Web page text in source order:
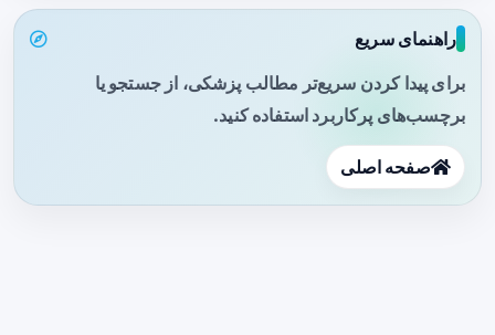
راهنمای سریع
برای پیدا کردن سریع‌تر مطالب پزشکی، از جستجو یا
برچسب‌های پرکاربرد استفاده کنید.
صفحه اصلی